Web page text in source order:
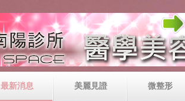
最新消息 美麗見證 微整形